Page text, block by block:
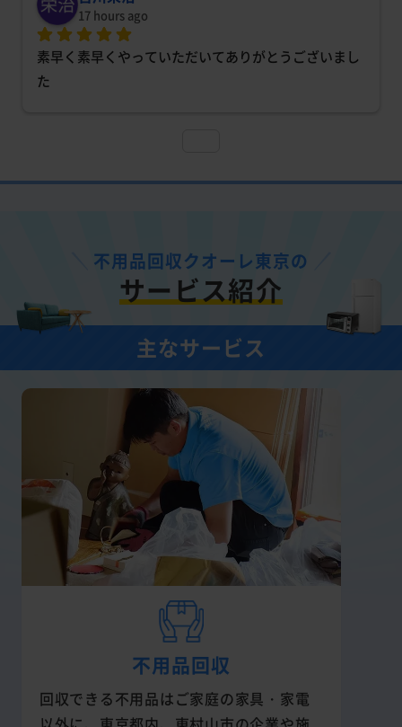
17 hours ago
素早く素早くやっていただいてありがとうございまし
た
不用品回収クオーレ東京の
サービス紹介
主なサービス
不用品回収
回収できる不用品はご家庭の家具・家電